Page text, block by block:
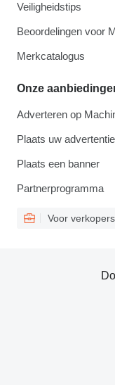
Veiligheidstips
Beoordelingen voor
Merkcatalogus
Onze
Adverteren op
Plaats uw advertentie
Plaats een banner
Partnerprogramma
Voor verkopers